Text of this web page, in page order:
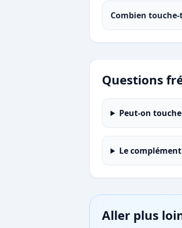
Combien touche-
Questions
Peut-on
Le
Aller plus